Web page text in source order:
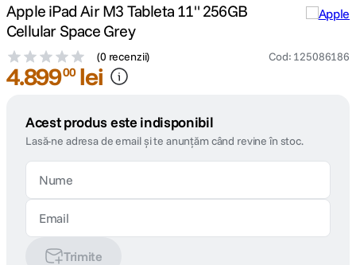
Apple iPad Air M3 Tableta 11" 256GB
Cellular Space Grey
(0 recenzii) Cod: 125086186
4.89900 lei
Acest produs este indisponibil
Lasă-ne adresa de email și te anunțăm când revine în stoc.
Trimite